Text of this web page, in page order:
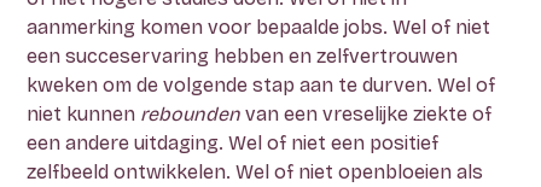
aanmerking komen voor bepaalde jobs. Wel of niet
een succeservaring hebben en zelfvertrouwen
kweken om de volgende stap aan te durven. Wel of
niet kunnen rebounden van een vreselijke ziekte of
een andere uitdaging. Wel of niet een positief
zelfbeeld ontwikkelen. Wel of niet openbloeien als